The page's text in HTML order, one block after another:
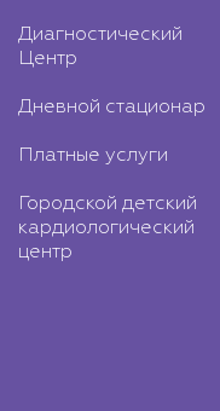
Диагностический
Центр
Дневной стационар
Платные услуги
Городской детский
кардиологический
центр